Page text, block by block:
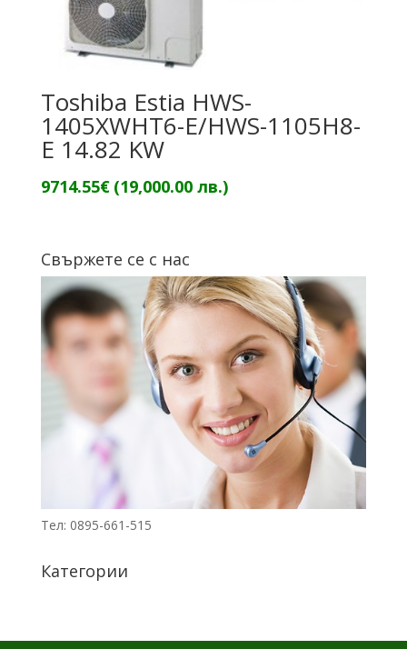
Toshiba Estia HWS-
1405XWHT6-E/HWS-1105H8-
E 14.82 KW
9714.55€ (19,000.00 лв.)
Свържете се с нас
Тел: 0895-661-515
Категории